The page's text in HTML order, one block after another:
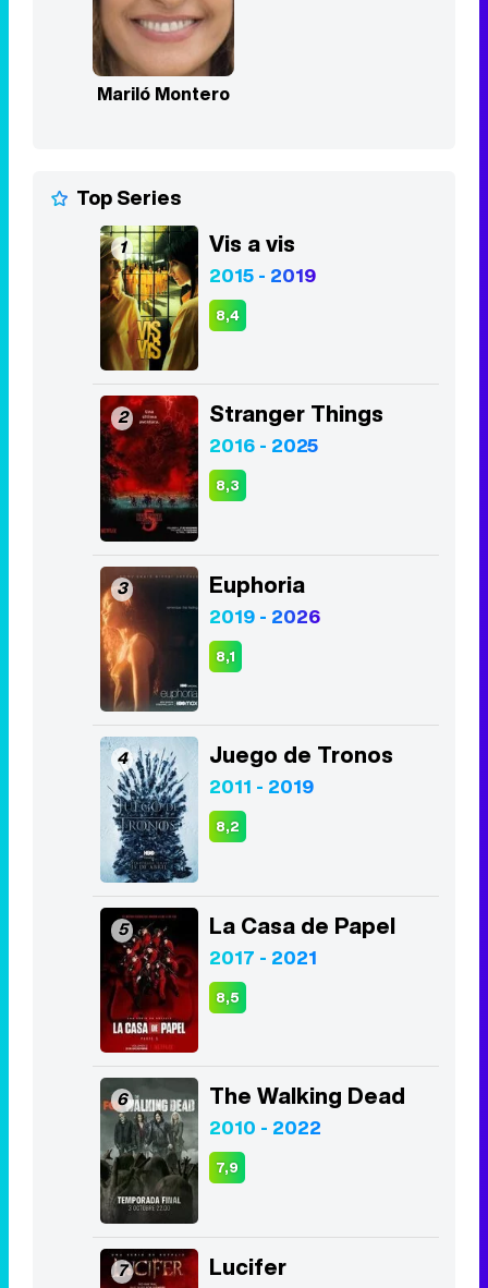
Mariló Montero
Top Series
1 Vis a vis
2015 - 2019
8,4
2 Stranger Things
2016 - 2025
8,3
3 Euphoria
2019 - 2026
8,1
4 Juego de Tronos
2011 - 2019
8,2
5 La Casa de Papel
2017 - 2021
8,5
6 The Walking Dead
2010 - 2022
7,9
7 Lucifer